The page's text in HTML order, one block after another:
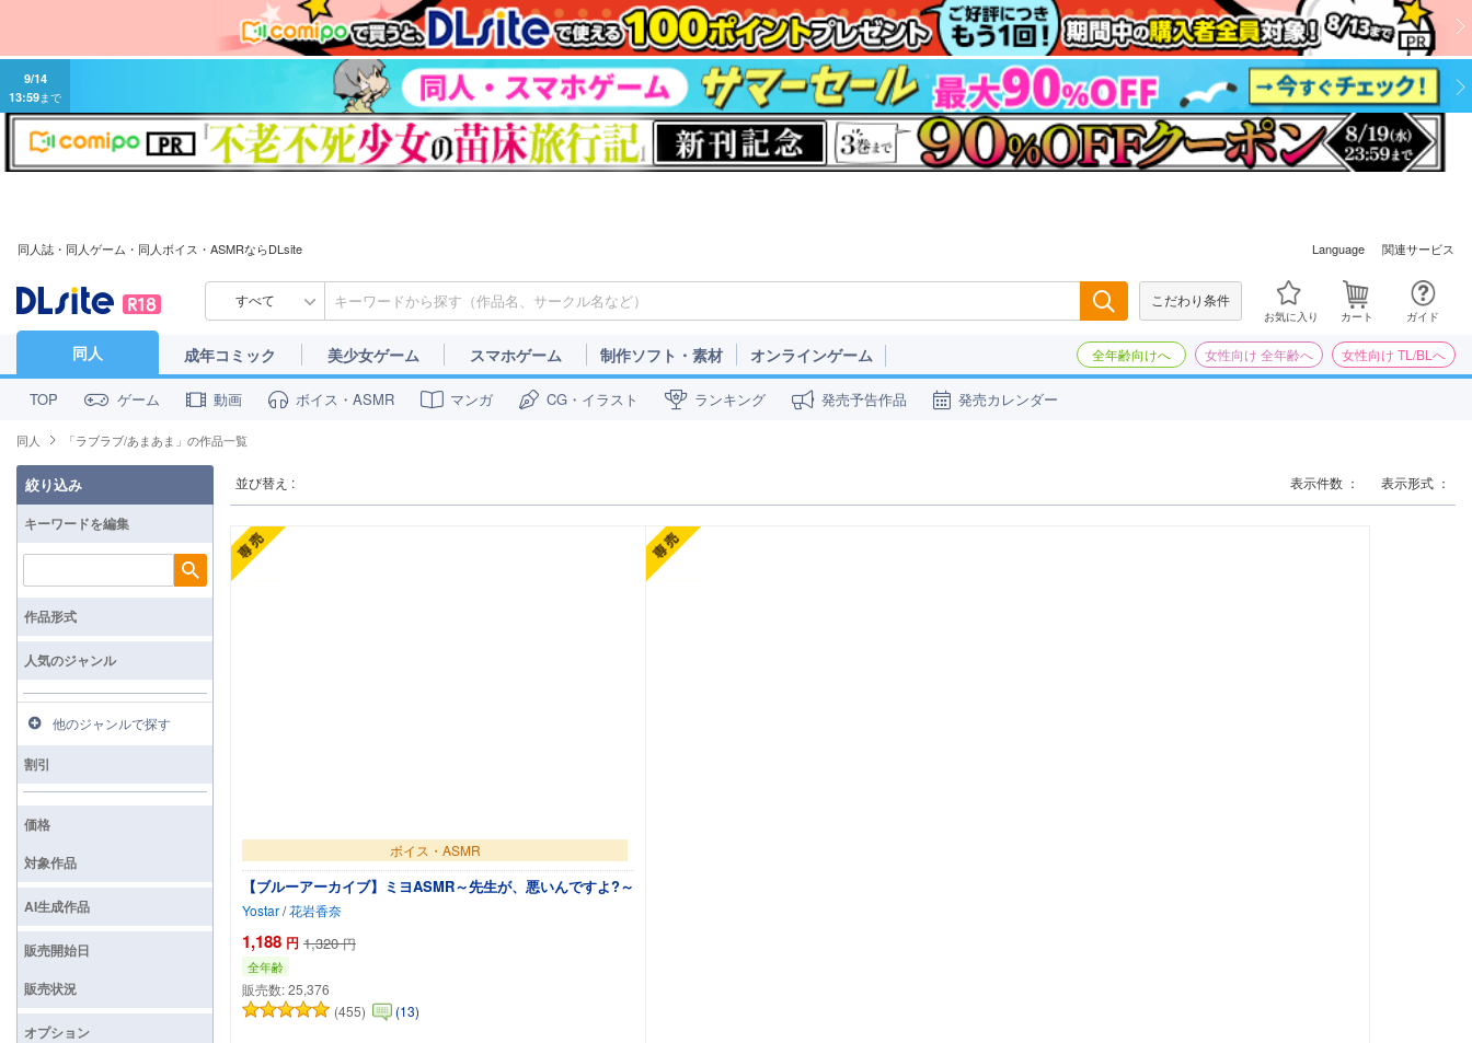
9/14
13:59まで
同人誌・同人ゲーム・同人ボイス・ASMRならDLsite Language 関連サービス
すべて こだわり条件
お気に入り カート ガイド
同人 成年コミック 美少女ゲーム スマホゲーム 制作ソフト・素材 オンラインゲーム 全年齢向けへ 女性向け 全年齢へ 女性向け TL/BLへ
TOP ゲーム 動画 ボイス・ASMR マンガ CG・イラスト ランキング 発売予告作品 発売カレンダー
同人 「ラブラブ/あまあま」の作品一覧
並び替え : 表示形式 ：
表示件数 ：
ボイス・ASMR
【ブルーアーカイブ】ミヨASMR～先生が、悪いんですよ?～
Yostar/花岩香奈
1,188 円 1,320 円
全年齢
販売数:25,376
(455)
(13)
絞り込み
キーワードを編集
検索
作品形式
人気のジャンル
他のジャンルで探す
割引
価格
対象作品
AI生成作品
販売開始日
販売状況
オプション